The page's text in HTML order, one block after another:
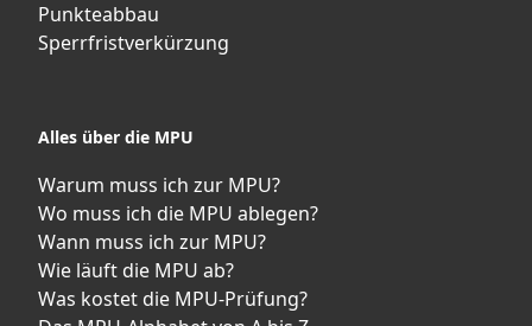
Punkteabbau
Sperrfristverkürzung
Alles über die MPU
Warum muss ich zur MPU?
Wo muss ich die MPU ablegen?
Wann muss ich zur MPU?
Wie läuft die MPU ab?
Was kostet die MPU-Prüfung?